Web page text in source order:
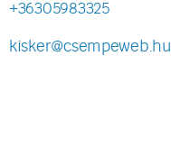
+36305983325
kisker@csempeweb.hu